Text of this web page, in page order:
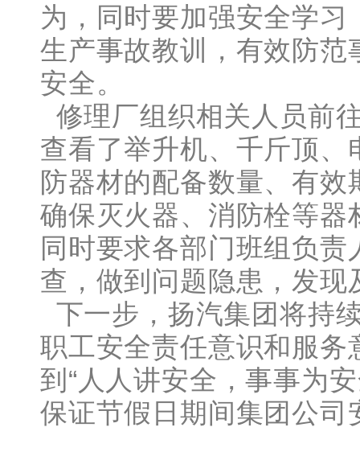
为，同时要加强安全学
生产事故教训，有效防
安全。
修理厂组织相关人员前
查看了举升机、千斤顶
防器材的配备数量、有
确保灭火器、消防栓等
同时要求各部门班组负
查，做到问题隐患，发现
下一步，扬汽集团将持
职工安全责任意识和服
到“人人讲安全，事事为
保证节假日期间集团公司